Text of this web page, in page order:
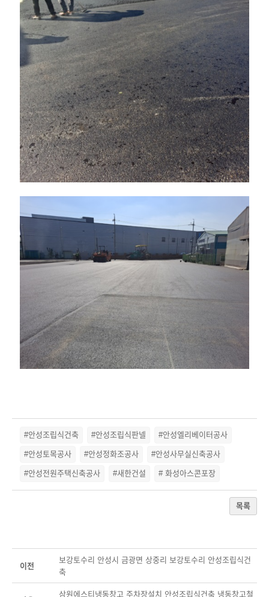
#안성조립식건축 #안성조립식판넬 #안성엘리베이터공사
#안성토목공사 #안성정화조공사 #안성사무실신축공사
#안성전원주택신축공사 #새한건설 # 화성아스콘포장
목록
이전
보강토수리 안성시 금광면 상중리 보강토수리 안성조립식건
축
삼원에스티냉동창고 주차장설치 안성조립식건축 냉동창고철